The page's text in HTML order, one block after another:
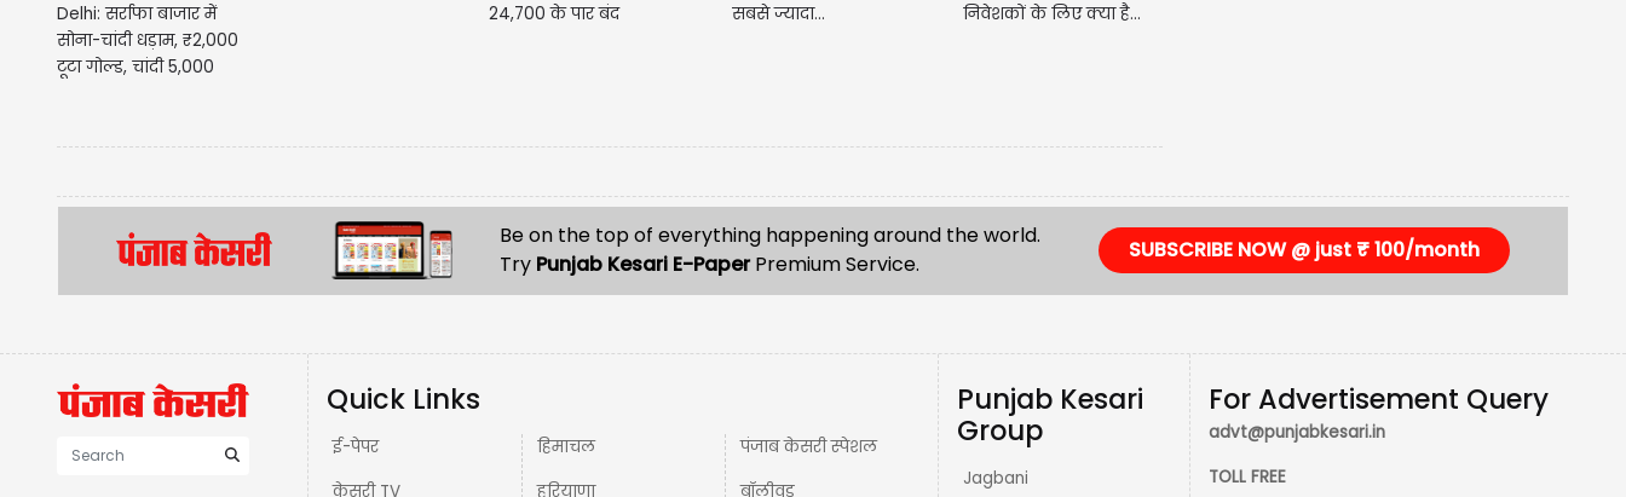
Delhi: सर्राफा बाजार में
सोना-चांदी धड़ाम, ₹2,000
टूटा गोल्ड, चांदी 5,000
24,700 के पार बंद
सबसे ज्यादा...
निवेशकों के लिए क्या है...
Be on the top of everything happening around the world.
Try Punjab Kesari E-PaperPremium Service.
SUBSCRIBE NOW @ just ₹ 100/month
Quick Links
ई-पेपर
केसरी TV
हिमाचल
हरियाणा
पंजाब केसरी स्पेशल
बॉलीवुड
Punjab Kesari
Group
Jagbani
For Advertisement Query
advt@punjabkesari.in
TOLL FREE